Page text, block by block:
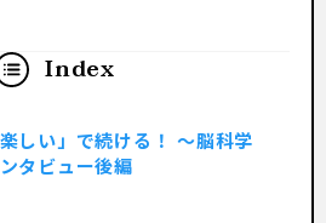
Index
しい」で続ける！ 〜脳科学
タビュー後編